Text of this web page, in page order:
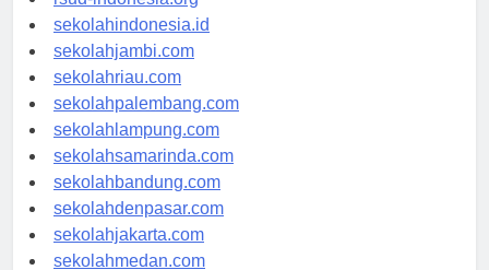
rsud-indonesia.org
sekolahindonesia.id
sekolahjambi.com
sekolahriau.com
sekolahpalembang.com
sekolahlampung.com
sekolahsamarinda.com
sekolahbandung.com
sekolahdenpasar.com
sekolahjakarta.com